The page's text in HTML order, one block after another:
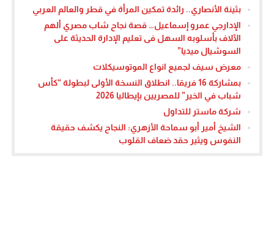
بثينة الأنصاري.. رائدة تمكين المرأة في قطر والعالم العربي
الإدارجي عمرو إسماعيل… قصة نجاح شاب مصري ألهم
الآلاف بأسلوبه السهل فى تعليم الإدارة الحديثة على
السوشيال ميديا”
معرض سيف لجميع انواع الموتوسيكلات
بمشاركة 16 فريقا.. انطلاق النسخة الأولى لبطولة “كأس
شباب في الخير” للمصريين بإيطاليا 2026
شركة ماستر للتداول
الشيخ أمير أبو سماحة الأزهري: النجاح يكشف حقيقة
النفوس ويثير حقد ضعاف القلوب